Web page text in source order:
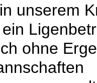
unserem
ohne